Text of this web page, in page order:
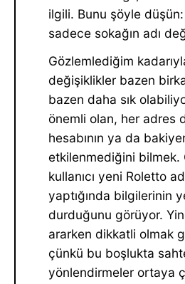
ilgili. Bunu şöyle düşün:
sadece sokağın adı
Gözlemlediğim
değişiklikler bazen
bazen daha sık
önemli olan, her adres
hesabının ya da
etkilenmediğini bilmek.
kullanıcı yeni Roletto
yaptığında bilgilerinin
durduğunu görüyor.
ararken dikkatli olmak
çünkü bu boşlukta
yönlendirmeler ortaya